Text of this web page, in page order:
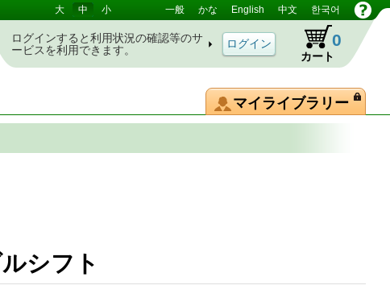
大 中 小 一般 かな English 中文 한국어
ログインすると利用状況の確認等のサ
ービスを利用できます。
カート
0
マイライブラリー
ーダルシフト